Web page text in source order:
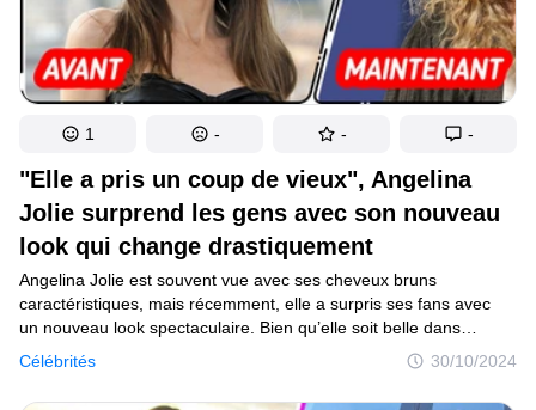
"Elle a pris un coup de vieux", Angelina
Jolie surprend les gens avec son nouveau
look qui change drastiquement
Célébrités 30/10/2024
Angelina Jolie est souvent vue avec ses cheveux bruns
caractéristiques, mais récemment, elle a surpris ses fans avec
un nouveau look spectaculaire. Bien qu’elle soit belle dans
n’importe quel style, beaucoup ont trouvé ses boucles
rafraîchissantes. Au-delà de ses cheveux, cependant, les gens
ont remarqué un autre détail nouveau à propos de la star.
1 - - -